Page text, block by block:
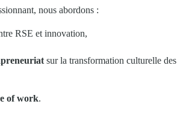
nous abordons :
RSE et innovation,
sur la transformation culturelle des
of work.